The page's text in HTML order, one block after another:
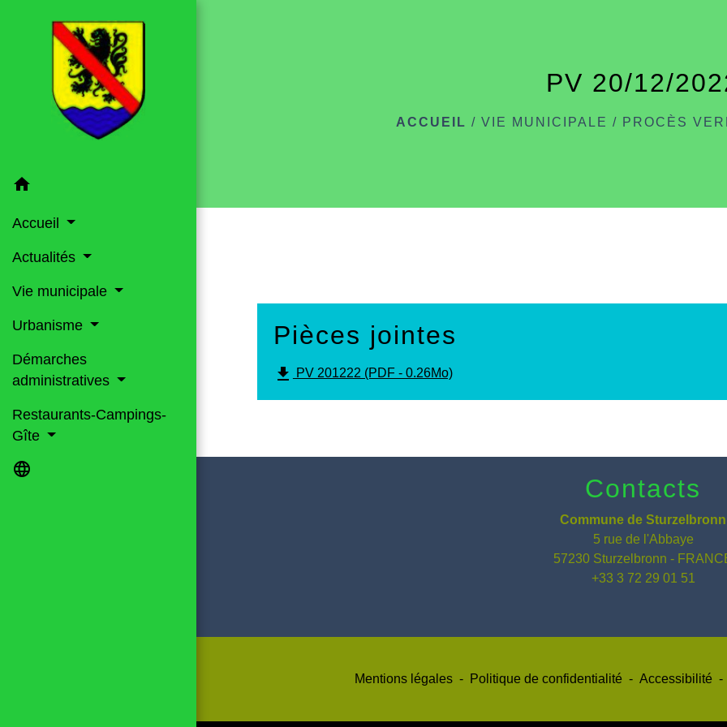
home
Accueil
Actualités
Vie municipale
Urbanisme
Démarches
administratives
Restaurants-Campings-
Gîte
language
PV 20/12/
ACCUEIL /VIE MUNICIPALE / PROCÈS
Pièces jointes
file_download PV 201222 (PDF - 0.26Mo)
Contacts
Commune de Sturzelbronn
5 rue de l'Abbaye
57230 Sturzelbronn -
+33 3 72 29 01 51
Mentions légales - Politique de confidentialité - Accessibilité -